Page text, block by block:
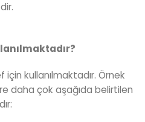
ılmaktadır?
kullanılmaktadır. Örnek
daha çok aşağıda belirtilen